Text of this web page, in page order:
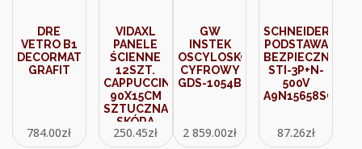
DRE
VETRO B1
DECORMAT
GRAFIT
784.00zł
VIDAXL
PANELE
ŚCIENNE
12SZT.
CAPPUCCINO
90X15CM
SZTUCZNA
SKÓRA
343887
250.45zł
GW
INSTEK
OSCYLOSKOP
CYFROWY
GDS-1054B
2 859.00zł
SCHNEIDER
PODSTAWA
STI-3P+N-
500V
A9N15658SCH
87.26zł